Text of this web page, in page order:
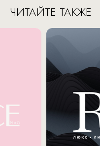
ЧИТАЙТЕ ТАКЖЕ